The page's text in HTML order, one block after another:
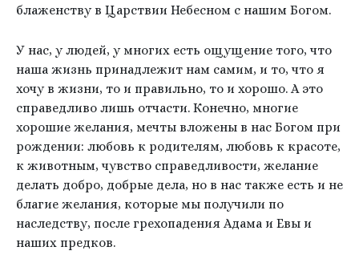
блаженству в Царствии Небесном с нашим Богом.
У нас, у людей, у многих есть ощущение того, что
наша жизнь принадлежит нам самим, и то, что я
хочу в жизни, то и правильно, то и хорошо. А это
справедливо лишь отчасти. Конечно, многие
хорошие желания, мечты вложены в нас Богом при
рождении: любовь к родителям, любовь к красоте,
к животным, чувство справедливости, желание
делать добро, добрые дела, но в нас также есть и не
благие желания, которые мы получили по
наследству, после грехопадения Адама и Евы и
наших предков.